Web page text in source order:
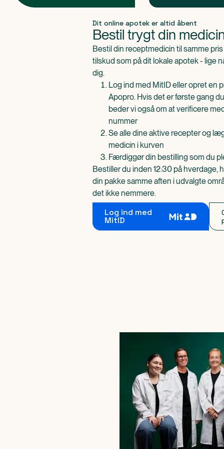
Dit online apotek er altid åbent
Bestil trygt din
Bestil din receptmedicin til samme
tilskud som på dit lokale apotek - lige
dig.
Log ind med MitID eller opret en
Apopro. Hvis det er første gang
beder vi også om at verificere
nummer
Se alle dine aktive recepter og
medicin i kurven
Færdiggør din bestilling som du
Bestiller du inden 12:30 på hverdage,
din pakke samme aften i udvalgte
det ikke nemmere.
Log ind med
MitID